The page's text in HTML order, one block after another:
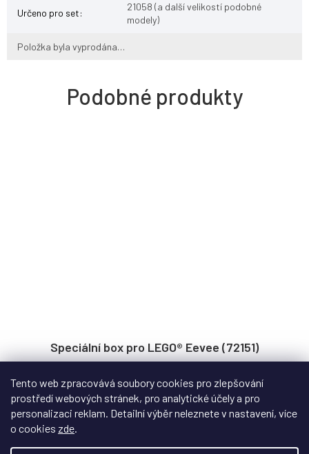
Tento web zpracovává soubory cookies pro zlepšování
prostředí webových stránek, pro analytické účely a pro
personalizaci reklam. Detailní výběr neleznete v nastavení, více
o cookies zde
Určeno pro set:
21058 (a další velikostí podobné
modely)
Položka byla vyprodána…
Speciální box pro LEGO® Eevee (72151)
Na objednávku - datum dodání upřesníme
Akrylový displej box s potiskem pro LEGO® Eevee (72151).
Kompaktní vitrína s jemným motivem...